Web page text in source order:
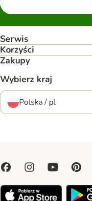
Serwis
Korzyści
Zakupy
Wybierz kraj
Polska / pl